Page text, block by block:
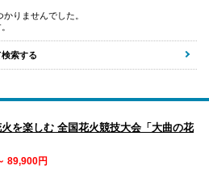
りませんでした。
索する
を楽しむ 全国花火競技大会「大曲の花
89,900円